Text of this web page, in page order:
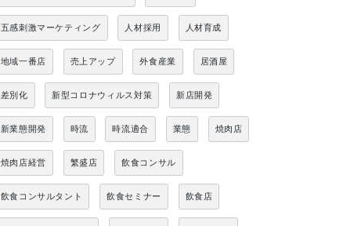
五感刺激マーケティング 人材採用 人材育成
地域一番店 売上アップ 外食産業 居酒屋
差別化 新型コロナウィルス対策 新店開発
新業態開発 時流 時流適合 業態 焼肉店
焼肉店経営 繁盛店 飲食コンサル
飲食コンサルタント 飲食セミナー 飲食店